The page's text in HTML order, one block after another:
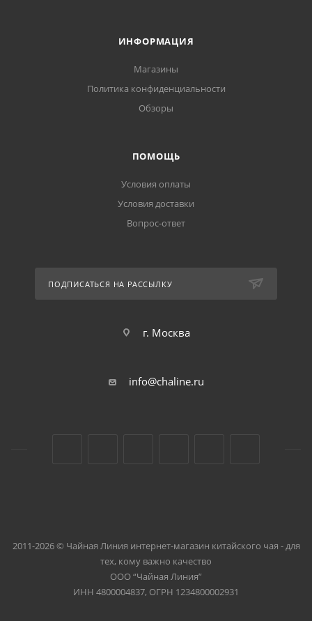
ИНФОРМАЦИЯ
Магазины
Политика конфиденциальности
Обзоры
ПОМОЩЬ
Условия оплаты
Условия доставки
Вопрос-ответ
ПОДПИСАТЬСЯ НА РАССЫЛКУ
г. Москва
info@chaline.ru
2011-2026 © Чайная Линия интернет-магазин китайского чая - для
тех, кому важно качество
ООО “Чайная Линия”
ИНН 4800004837, ОГРН 1234800002931